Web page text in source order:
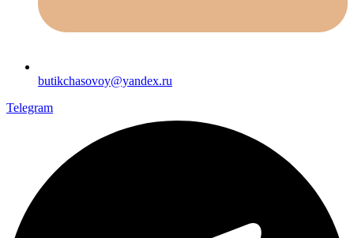
butikchasovoy@yandex.ru
Telegram